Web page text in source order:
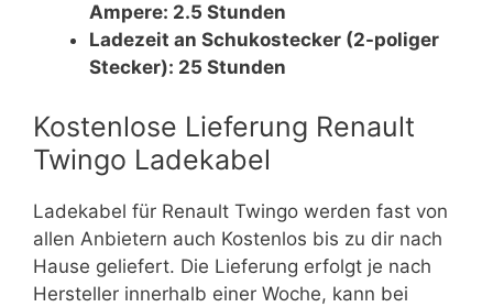
Ampere: 2.5 Stunden
Ladezeit an Schukostecker (2-poliger
Stecker): 25 Stunden
Kostenlose Lieferung Renault
Twingo Ladekabel
Ladekabel für Renault Twingo werden fast von
allen Anbietern auch Kostenlos bis zu dir nach
Hause geliefert. Die Lieferung erfolgt je nach
Hersteller innerhalb einer Woche, kann bei